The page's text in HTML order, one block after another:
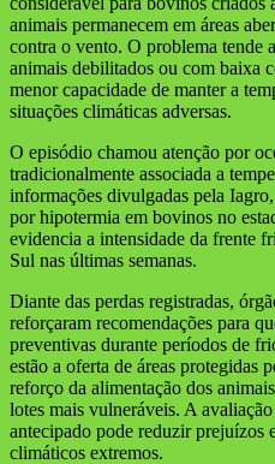
animais permanecem em áreas
contra o vento. O problema tende
animais debilitados ou com baixa
menor capacidade de manter a
situações climáticas adversas.
O episódio chamou atenção por
tradicionalmente associada a
informações divulgadas pela
por hipotermia em bovinos no
evidencia a intensidade da frente
Sul nas últimas semanas.
Diante das perdas registradas,
reforçaram recomendações para
preventivas durante períodos de
estão a oferta de áreas protegidas
reforço da alimentação dos
lotes mais vulneráveis. A
antecipado pode reduzir prejuízos
climáticos extremos.